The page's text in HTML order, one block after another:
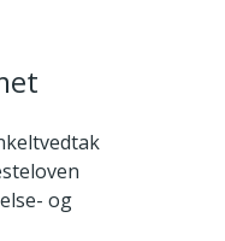
og